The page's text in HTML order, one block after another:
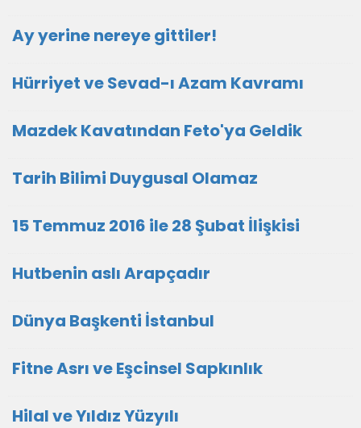
Ay yerine nereye gittiler!
Hürriyet ve Sevad-ı Azam Kavramı
Mazdek Kavatından Feto'ya Geldik
Tarih Bilimi Duygusal Olamaz
15 Temmuz 2016 ile 28 Şubat İlişkisi
Hutbenin aslı Arapçadır
Dünya Başkenti İstanbul
Fitne Asrı ve Eşcinsel Sapkınlık
Hilal ve Yıldız Yüzyılı